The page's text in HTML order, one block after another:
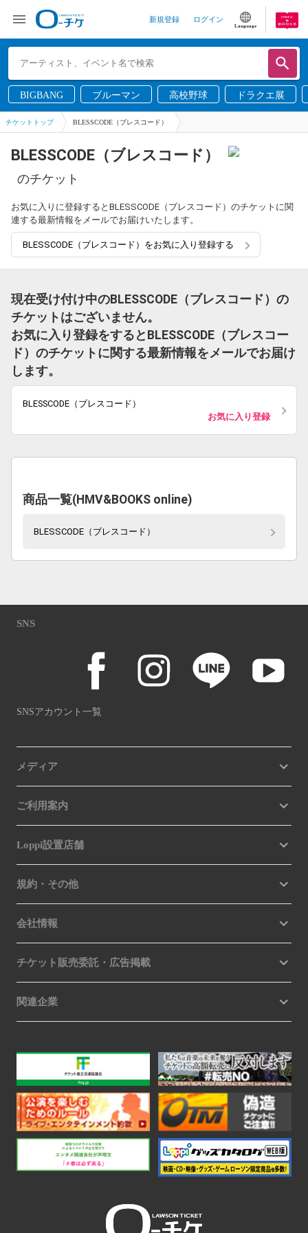
新規登録 ログイン
Language
BIGBANG ブルーマン 高校野球 ドラクエ展
チケットトップ BLESSCODE（ブレスコード）
BLESSCODE（ブレスコード）
のチケット
お気に入りに登録するとBLESSCODE（ブレスコード）のチケットに関
連する最新情報をメールでお届けいたします。
BLESSCODE（ブレスコード）をお気に入り登録する
現在受け付け中のBLESSCODE（ブレスコード）の
チケットはございません。
お気に入り登録をするとBLESSCODE（ブレスコー
ド）のチケットに関する最新情報をメールでお届け
します。
BLESSCODE（ブレスコード）
お気に入り登録
商品一覧(HMV&BOOKS online)
BLESSCODE（ブレスコード）
SNS
SNSアカウント一覧
メディア
ご利用案内
Loppi設置店舗
規約・その他
会社情報
チケット販売委託・広告掲載
関連企業